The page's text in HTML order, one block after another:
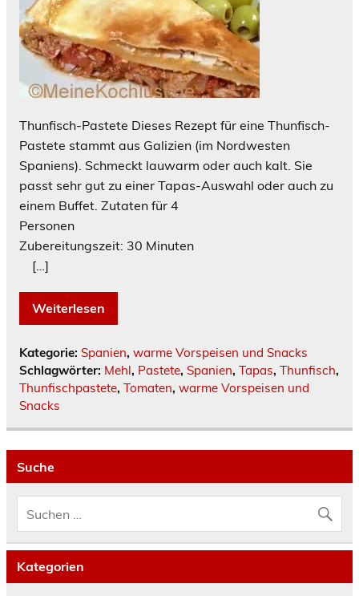
Thunfisch-Pastete Dieses Rezept für eine Thunfisch-
Pastete stammt aus Galizien (im Nordwesten
Spaniens). Schmeckt lauwarm oder auch kalt. Sie
passt sehr gut zu einer Tapas-Auswahl oder auch zu
einem Buffet. Zutaten für 4
Personen
Zubereitungszeit: 30 Minuten
[…]
Weiterlesen
Kategorie: Spanien, warme Vorspeisen und Snacks
Schlagwörter: Mehl, Pastete, Spanien, Tapas, Thunfisch,
Thunfischpastete, Tomaten, warme Vorspeisen und
Snacks
Suche
Kategorien